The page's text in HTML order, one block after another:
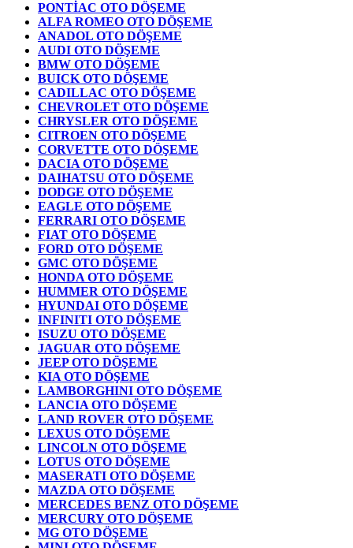
PONTİAC OTO DÖŞEME
ALFA ROMEO OTO DÖŞEME
ANADOL OTO DÖŞEME
AUDI OTO DÖŞEME
BMW OTO DÖŞEME
BUICK OTO DÖŞEME
CADILLAC OTO DÖŞEME
CHEVROLET OTO DÖŞEME
CHRYSLER OTO DÖŞEME
CITROEN OTO DÖŞEME
CORVETTE OTO DÖŞEME
DACIA OTO DÖŞEME
DAIHATSU OTO DÖŞEME
DODGE OTO DÖŞEME
EAGLE OTO DÖŞEME
FERRARI OTO DÖŞEME
FIAT OTO DÖŞEME
FORD OTO DÖŞEME
GMC OTO DÖŞEME
HONDA OTO DÖŞEME
HUMMER OTO DÖŞEME
HYUNDAI OTO DÖŞEME
INFINITI OTO DÖŞEME
ISUZU OTO DÖŞEME
JAGUAR OTO DÖŞEME
JEEP OTO DÖŞEME
KIA OTO DÖŞEME
LAMBORGHINI OTO DÖŞEME
LANCIA OTO DÖŞEME
LAND ROVER OTO DÖŞEME
LEXUS OTO DÖŞEME
LINCOLN OTO DÖŞEME
LOTUS OTO DÖŞEME
MASERATI OTO DÖŞEME
MAZDA OTO DÖŞEME
MERCEDES BENZ OTO DÖŞEME
MERCURY OTO DÖŞEME
MG OTO DÖŞEME